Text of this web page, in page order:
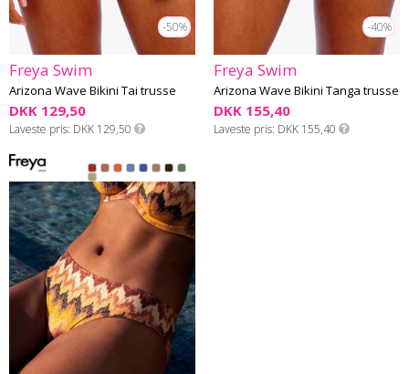
-50%
Freya Swim
Arizona Wave Bikini Tai trusse
DKK 129,50
Laveste pris DKK 129,50
-40%
Freya Swim
Arizona Wave Bikini Tanga trusse
DKK 155,40
Laveste pris DKK 155,40